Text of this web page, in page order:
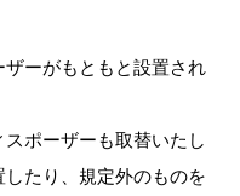
ーがもともと設置され
ポーザーも取替いたし
たり、規定外のものを